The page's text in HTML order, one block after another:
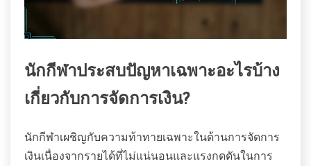
นักกีฬาประสบปัญหาเฉพาะอะไรบ้าง
เกี่ยวกับการจัดการเงิน?
นักกีฬาเผชิญกับความท้าทายเฉพาะในด้านการจัดการ
เงินเนื่องจากรายได้ที่ไม่แน่นอนและแรงกดดันในการ